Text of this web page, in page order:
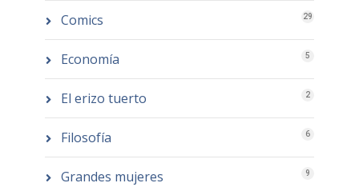
Comics 29
Economía 5
El erizo tuerto 2
Filosofía 6
Grandes mujeres 9